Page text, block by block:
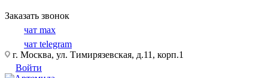
Заказать звонок
чат max
чат telegram
г. Москва, ул. Тимирязевская, д.11, корп.1
Войти